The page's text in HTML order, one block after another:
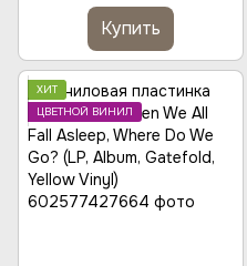
Купить
ХИТ
ЦВЕТНОЙ ВИНИЛ